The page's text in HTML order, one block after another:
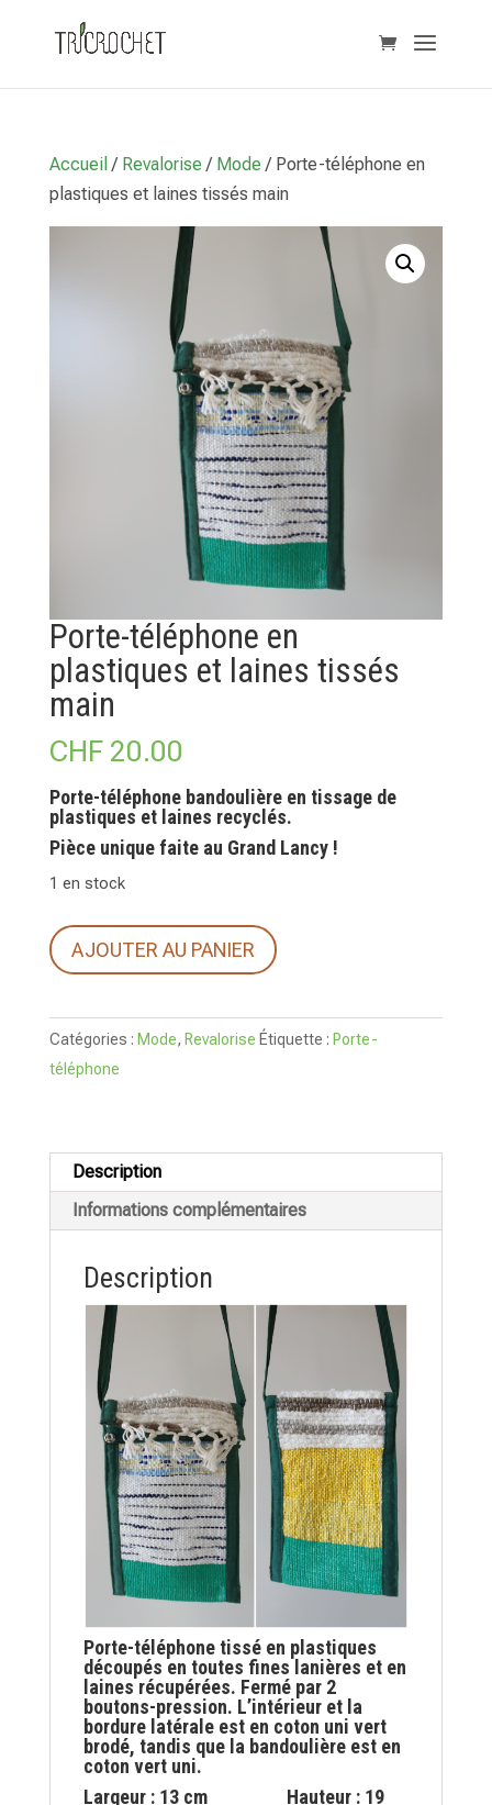
Accueil / Revalorise / Mode / Porte-téléphone en
plastiques et laines tissés main
Porte-téléphone en
plastiques et laines tissés
main
CHF20.00
Porte-téléphone bandoulière en tissage de
plastiques et laines recyclés.
Pièce unique faite au Grand Lancy !
1 en stock
quantité
de
téléphone
en
tissés
main
AJOUTER AU PANIER
Catégories : Mode, Revalorise Étiquette : Porte-
téléphone
Description
Informations complémentaires
Description
Porte-téléphone tissé en plastiques
découpés en toutes fines lanières et en
laines récupérées. Fermé par 2
boutons-pression. L’intérieur et la
bordure latérale est en coton uni vert
brodé, tandis que la bandoulière est en
coton vert uni.
Largeur : 13 cm Hauteur : 19